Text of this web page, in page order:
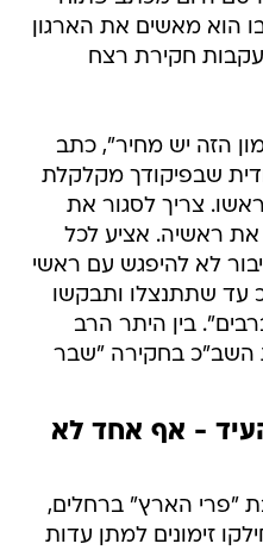
הוא מאשים את הארגון
חקירת רצח
הזה יש מחיר", כתב
שבפיקודך מקלקלת
צריך לסגור את
ראשיה. אציע לכל
לא להיפגש עם ראשי
עד שתתנצלו ותבקשו
בין היתר הרב
השב"כ בחקירה "שבר
להעיד - אף אחד לא
"פרי הארץ" ברחלים,
זימונים למתן עדות